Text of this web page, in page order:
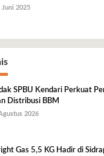
Juni 2025
SPBU Kendari Perkuat
Distribusi BBM
2026
Gas 5,5 KG Hadir di